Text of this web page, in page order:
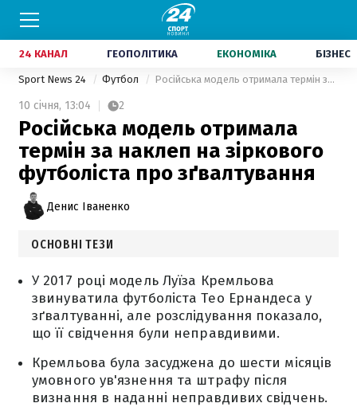
24 КАНАЛ ГЕОПОЛІТИКА ЕКОНОМІКА БІЗНЕС
Sport News 24 Футбол Російська модель отримала термін за наклеп на зіркового футболіста про зґвалтування
10 січня, 13:04 2
Російська модель отримала
термін за наклеп на зіркового
футболіста про зґвалтування
Денис Іваненко
ОСНОВНІ ТЕЗИ
У 2017 році модель Луїза Кремльова
звинуватила футболіста Тео Ернандеса у
зґвалтуванні, але розслідування показало,
що її свідчення були неправдивими.
Кремльова була засуджена до шести місяців
умовного ув'язнення та штрафу після
визнання в наданні неправдивих свідчень.